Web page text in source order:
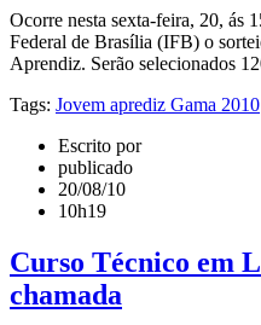
Ocorre nesta sexta-feira, 20, ás
Federal de Brasília (IFB) o
Aprendiz. Serão selecionados
Tags: Jovem aprediz Gama 2010
Escrito por
publicado
20/08/10
10h19
Curso Técnico em
chamada